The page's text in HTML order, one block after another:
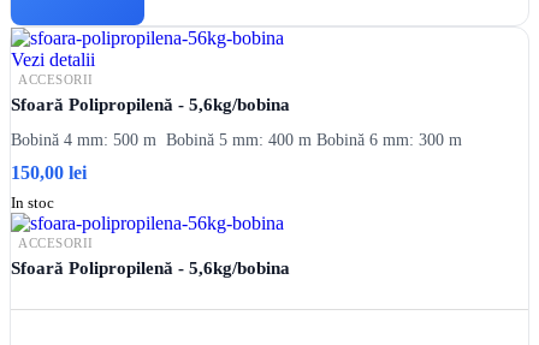
Vezi detalii
ACCESORII
Sfoară Polipropilenă - 5,6kg/bobina
Bobină 4 mm: 500 m Bobină 5 mm: 400 m Bobină 6 mm: 300 m
150,00 lei
In stoc
ACCESORII
Sfoară Polipropilenă - 5,6kg/bobina